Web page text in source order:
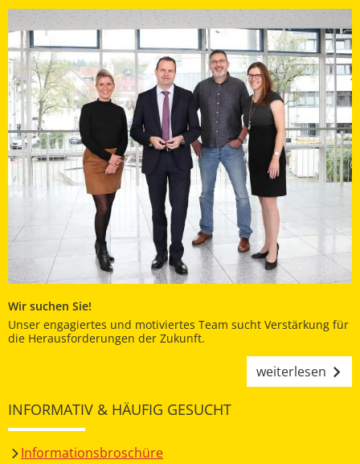
Wir suchen Sie!
Unser engagiertes und motiviertes Team sucht Verstärkung für
die Herausforderungen der Zukunft.
weiterlesen
INFORMATIV & HÄUFIG GESUCHT
Informationsbroschüre